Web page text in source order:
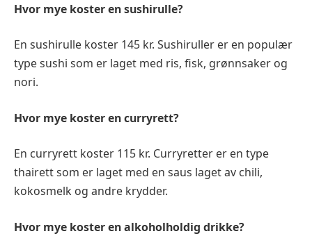
Hvor mye koster en sushirulle?
En sushirulle koster 145 kr. Sushiruller er en populær
type sushi som er laget med ris, fisk, grønnsaker og
nori.
Hvor mye koster en curryrett?
En curryrett koster 115 kr. Curryretter er en type
thairett som er laget med en saus laget av chili,
kokosmelk og andre krydder.
Hvor mye koster en alkoholholdig drikke?